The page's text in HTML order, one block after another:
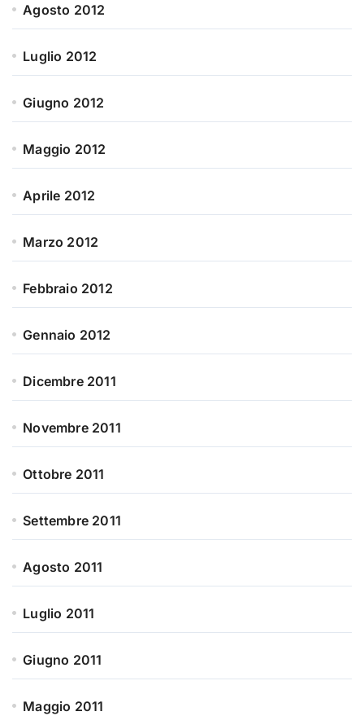
Agosto 2012
Luglio 2012
Giugno 2012
Maggio 2012
Aprile 2012
Marzo 2012
Febbraio 2012
Gennaio 2012
Dicembre 2011
Novembre 2011
Ottobre 2011
Settembre 2011
Agosto 2011
Luglio 2011
Giugno 2011
Maggio 2011